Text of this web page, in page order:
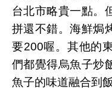
台北市略貴一點。
拼還不錯。海鮮焗
要200喔。其他的
們都覺得烏魚子炒
魚子的味道融合到飯